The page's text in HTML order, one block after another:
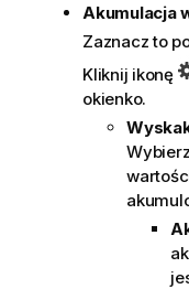
Akumulacja
Zaznacz to
Kliknij ikonę
okienko.